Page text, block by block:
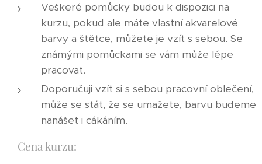
Veškeré pomůcky budou k dispozici na
kurzu, pokud ale máte vlastní akvarelové
barvy a štětce, můžete je vzít s sebou. Se
známými pomůckami se vám může lépe
pracovat.
Doporučuji vzít si s sebou pracovní oblečení,
může se stát, že se umažete, barvu budeme
nanášet i cákáním.
Cena kurzu: